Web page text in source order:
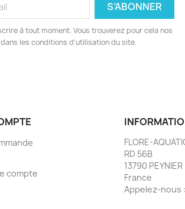
à tout moment. Vous trouverez pour cela nos
les conditions d'utilisation du site.
compte
FLORE-
RD 56B
13790 PEYNIER
France
Appelez-nous :